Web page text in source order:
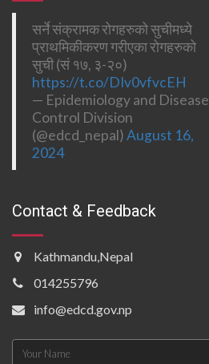
सर्ने संक्रामक रोगहरुको सुचीमध्ये
प्राथमिकीकरण गरीएका रोगहरुको
सुची (सं १७, ३-२०)
https://t.co/DIv0vfvcEH
— Epidemiology and Disease
Control Division
(@edcd_nepal)August 16,
2024
Contact & Feedback
Kathmandu,Nepal
014255796
info@edcd.gov.np